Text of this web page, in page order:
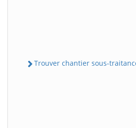
Trouver chantier sous-